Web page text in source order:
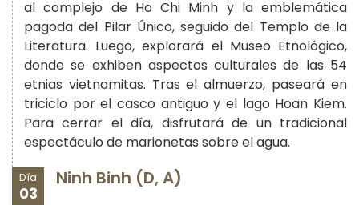
al complejo de Ho Chi Minh y la emblemática
pagoda del Pilar Único, seguido del Templo de la
Literatura. Luego, explorará el Museo Etnológico,
donde se exhiben aspectos culturales de las 54
etnias vietnamitas. Tras el almuerzo, paseará en
triciclo por el casco antiguo y el lago Hoan Kiem.
Para cerrar el día, disfrutará de un tradicional
espectáculo de marionetas sobre el agua.
Día
03
Ninh Binh (D, A)